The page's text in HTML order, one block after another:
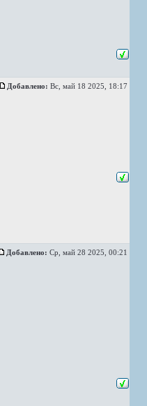
Добавлено: Вс, май 18 2025, 18:17
Добавлено: Ср, май 28 2025, 00:21